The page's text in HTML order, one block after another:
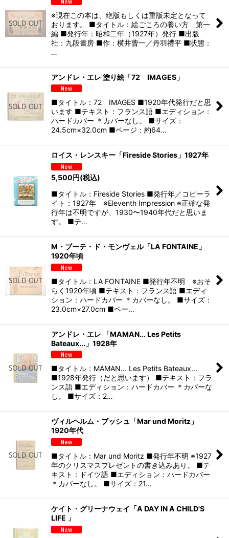
※現在この本は、絶版もしくは重版未定となって
おります。 ■タイトル：絵ごころの養い方 第一
編 ■発行年：昭和二年（1927年）発行 ■出版
社：九段書房 ■作：横井曹一／丹羽禮平 ■状態：
…
アンドレ・エレ 塗り絵「72 IMAGES」
■タイトル：72 IMAGES ■1920年代発行だと思
います ■テキスト：フランス語 ■エディション：
ハードカバー ＊カバーなし。 ■サイズ：
24.5cm×32.0cm ■ページ：約64…
ロイス・レンスキー「Fireside Stories」1927年
5,500円(税込)
■タイトル：Fireside Stories ■発行年／コピーラ
イト：1927年 ※Eleventh Impression ※正確な発
行年は不明ですが、1930〜1940年代だと思いま
す。 ■テ…
M・ブーテ・ド・モンヴェル「LA FONTAINE」
1920年頃
■タイトル：LA FONTAINE ■発行年不明 ※おそ
らく1920年頃 ■テキスト：フランス語 ■エディ
ション：ハードカバー ＊カバーなし。 ■サイズ：
23.0cm×27.0cm ■ペー…
アンドレ・エレ 「MAMAN... Les Petits
Bateaux...」1928年
■タイトル：MAMAN... Les Petits Bateaux...
■1928年発行（だと思います） ■テキスト：フラ
ンス語 ■エディション：ハードカバー ＊カバーな
し。 ■サイズ：2…
ヴィルヘルム・ブッシュ「Mar und Moritz」
1920年代
■タイトル：Mar und Moritz ■発行年不明 ※1927
年のクリスマスプレゼントの書き込みあり。 ■テ
キスト：ドイツ語 ■エディション：ハードカバー
＊カバーなし。 ■サイズ：21…
ケイト・グリーナウェイ「A DAY IN A CHILD'S
LIFE 」